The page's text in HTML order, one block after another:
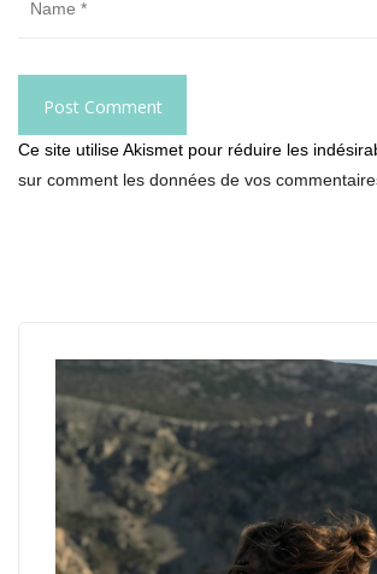
Ce site utilise Akismet pour réduire les
sur comment les données de vos